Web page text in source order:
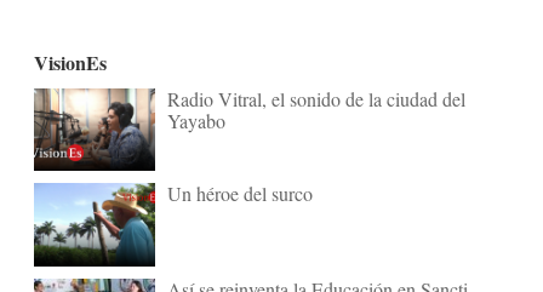
VisionEs
Radio Vitral, el sonido de la ciudad del
Yayabo
Un héroe del surco